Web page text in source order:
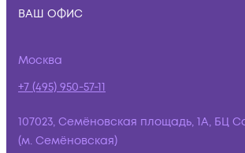
ВАШ ОФИС
Москва
+7 (495) 950-57-11
107023, Семёновская площадь, 1А, БЦ
(м. Семёновская)